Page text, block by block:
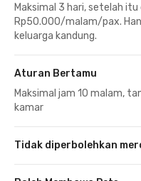
Maksimal 3 hari, setelah
Rp50.000/malam/pax.
keluarga kandung.
Aturan Bertamu
Maksimal jam 10 malam,
kamar
Tidak diperbolehkan